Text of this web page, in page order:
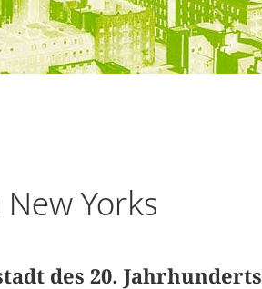
Yorks
des 20. Jahrhunderts